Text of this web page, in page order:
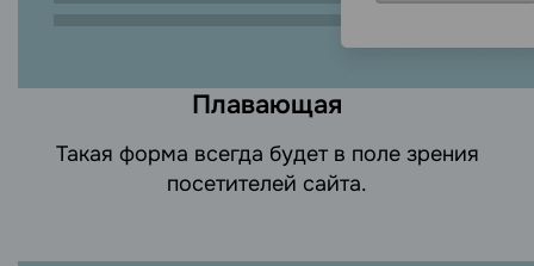
Плавающая
Такая форма всегда будет в поле зрения
посетителей сайта.